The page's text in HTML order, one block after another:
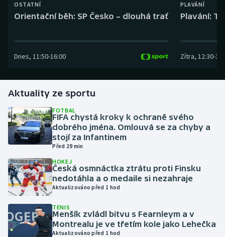
Dostihy
Futsal
Golf
Gymnastika
Házená
Judo
Krasobruslení
Lezení
OSTATNÍ
Orientační běh: SP Česko – dlouhá trať
Dnes, 11:50-16:00
PLAVÁNÍ
Plavání:
Zítra, 12:30-
Aktuality ze sportu
FOTBAL
FIFA chystá kroky k ochraně svého
dobrého jména. Omlouvá se za chyby a
stojí za Infantinem
Před 29 min
HOKEJ
Česká osmnáctka ztrátu proti Finsku
nedotáhla a o medaile si nezahraje
Aktualizováno před 1 hod
TENIS
Menšík zvládl bitvu s Fearnleym a v
Montrealu je ve třetím kole jako Lehečka
Aktualizováno před 1 hod